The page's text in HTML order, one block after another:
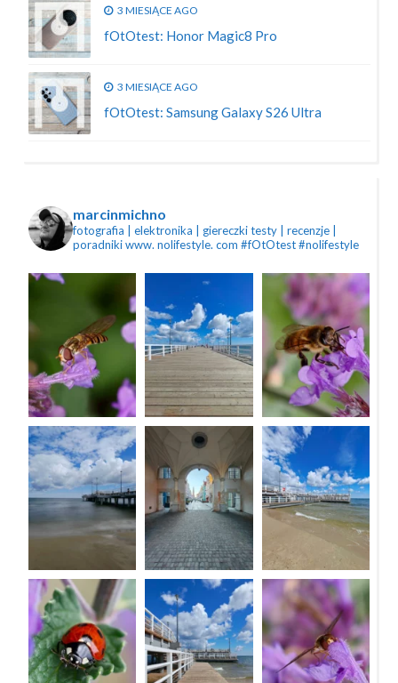
3 MIESIĄCE AGO
fOtOtest: Honor Magic8 Pro
3 MIESIĄCE AGO
fOtOtest: Samsung Galaxy S26 Ultra
marcinmichno
fotografia | elektronika | giereczkitesty | recenzje |
poradnikiwww. nolifestyle. com #fOtOtest #nolifestyle